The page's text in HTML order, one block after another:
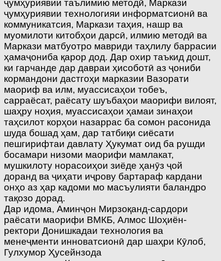
ҷумҳуриявии таълимию методӣ, Маркази
ҷумҳуриявии технологияи информатсионӣ ва
коммуникатсия, Маркази таҳия, нашр ва
муомилоти китобҳои дарсӣ, илмию методӣ ва
Маркази матбуотро мавриди таҳлилу баррасии
ҳамаҷониба қарор дод. Дар охир таъкид дошт,
ки гарчанде дар давраи ҳисоботӣ аз ҷониби
кормандони дастгоҳи марказии Вазорати
маориф ва илм, муассисаҳои тобеъ,
сарраёсат, раёсату шуъбаҳои маорифи вилоят,
шаҳру ноҳия, муассисаҳои ҳамаи зинаҳои
таҳсилот корҳои назаррас ба сомон расонида
шуда бошад ҳам, дар татбиқи сиёсати
пешгирифтаи давлату Ҳукумат оид ба рушди
босамари низоми маорифи мамлакат,
мушкилоту норасоиҳои зиёде ҳанӯз ҷой
доранд ва ҷиҳати иҷрову бартараф кардани
онҳо аз ҳар кадоми мо масъулияти баландро
тақозо дорад.
Дар идома, Аминҷон Мирзоқанд-сардори
раёсати маорифи ВМКБ, Алмос Шоҳиён-
ректори Донишкадаи технология ва
менеҷменти инноватсионӣ дар шаҳри Кӯлоб,
Гулхумор Ҳусейнзода